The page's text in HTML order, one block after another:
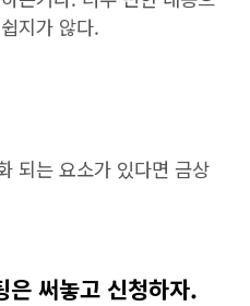
지가 않다.
되는 요소가 있다면 금상
써놓고 신청하자.